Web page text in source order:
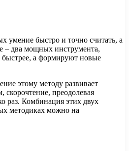
умение быстро и точно считать, а
– два мощных инструмента,
быстрее, а формируют новые
этому методу развивает
преодолевая
раз. Комбинация этих двух
методиках можно на